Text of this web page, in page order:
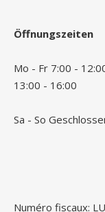
Öffnungszeiten
Mo - Fr 7:00 -
13:00 - 16:00
Sa - So
Numéro fiscaux: